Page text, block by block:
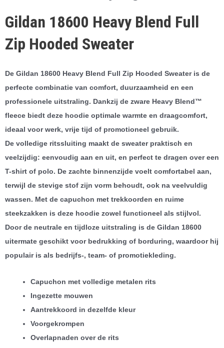
Gildan 18600 Heavy Blend Full
Zip Hooded Sweater
De Gildan 18600 Heavy Blend Full Zip Hooded Sweater is de
perfecte combinatie van comfort, duurzaamheid en een
professionele uitstraling. Dankzij de zware Heavy Blend™
fleece biedt deze hoodie optimale warmte en draagcomfort,
ideaal voor werk, vrije tijd of promotioneel gebruik.
De volledige ritssluiting maakt de sweater praktisch en
veelzijdig: eenvoudig aan en uit, en perfect te dragen over een
T-shirt of polo. De zachte binnenzijde voelt comfortabel aan,
terwijl de stevige stof zijn vorm behoudt, ook na veelvuldig
wassen. Met de capuchon met trekkoorden en ruime
steekzakken is deze hoodie zowel functioneel als stijlvol.
Door de neutrale en tijdloze uitstraling is de Gildan 18600
uitermate geschikt voor bedrukking of borduring, waardoor hij
populair is als bedrijfs-, team- of promotiekleding.
Capuchon met volledige metalen rits
Ingezette mouwen
Aantrekkoord in dezelfde kleur
Voorgekrompen
Overlapnaden over de rits